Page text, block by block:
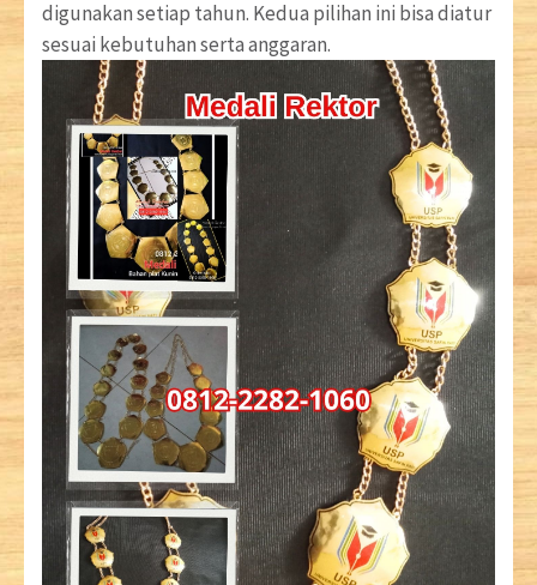
digunakan setiap tahun. Kedua pilihan ini bisa diatur
sesuai kebutuhan serta anggaran.